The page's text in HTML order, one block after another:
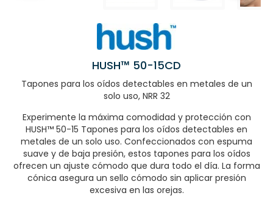
HUSH™ 50-15CD
Tapones para los oídos detectables en metales de un
solo uso, NRR 32
Experimente la máxima comodidad y protección con
HUSH™ 50-15 Tapones para los oídos detectables en
metales de un solo uso. Confeccionados con espuma
suave y de baja presión, estos tapones para los oídos
ofrecen un ajuste cómodo que dura todo el día. La forma
cónica asegura un sello cómodo sin aplicar presión
excesiva en las orejas.